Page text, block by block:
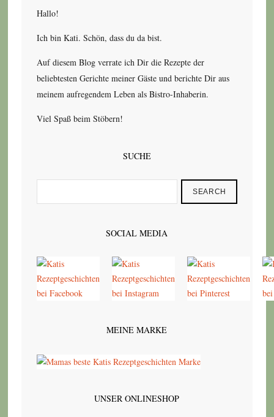
Hallo!
Ich bin Kati. Schön, dass du da bist.
Auf diesem Blog verrate ich Dir die Rezepte der
beliebtesten Gerichte meiner Gäste und berichte Dir aus
meinem aufregendem Leben als Bistro-Inhaberin.
Viel Spaß beim Stöbern!
SUCHE
SEARCH
SOCIAL MEDIA
MEINE MARKE
UNSER ONLINESHOP